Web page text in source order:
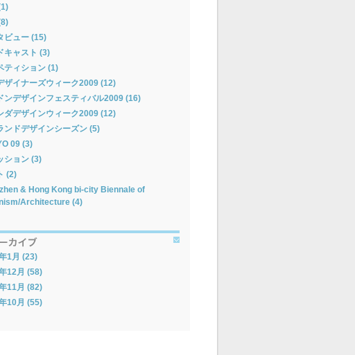
ビュー (15)
キャスト (3)
ティション (1)
ザイナーズウィーク2009 (12)
ンデザインフェスティバル2009 (16)
ダデザインウィーク2009 (12)
ンドデザインシーズン (5)
09 (3)
ション (3)
(2)
& Hong Kong bi-city Biennale of
Architecture (4)
1月 (23)
12月 (58)
11月 (82)
10月 (55)